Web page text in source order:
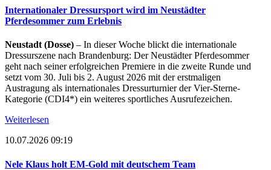
Internationaler Dressursport wird im Neustädter
Pferdesommer zum Erlebnis
Neustadt (Dosse) – In dieser Woche blickt die internationale
Dressurszene nach Brandenburg: Der Neustädter Pferdesommer
geht nach seiner erfolgreichen Premiere in die zweite Runde und
setzt vom 30. Juli bis 2. August 2026 mit der erstmaligen
Austragung als internationales Dressurturnier der Vier-Sterne-
Kategorie (CDI4*) ein weiteres sportliches Ausrufezeichen.
Weiterlesen
10.07.2026 09:19
Nele Klaus holt EM-Gold mit deutschem Team